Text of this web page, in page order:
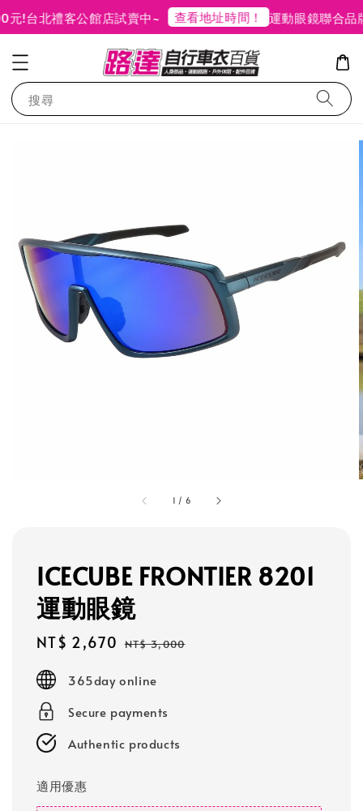
!台北禮客公館店試賣中~ 查看地址時間！ 運動眼鏡聯合品牌
搜尋
1 / 6
ICECUBE FRONTIER 8201
運動眼鏡
Sale
NT$ 2,670 Regular
NT$ 3,000
365day online
Secure payments
Authentic products
適用優惠